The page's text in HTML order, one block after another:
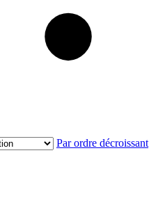
Par ordre décroissant